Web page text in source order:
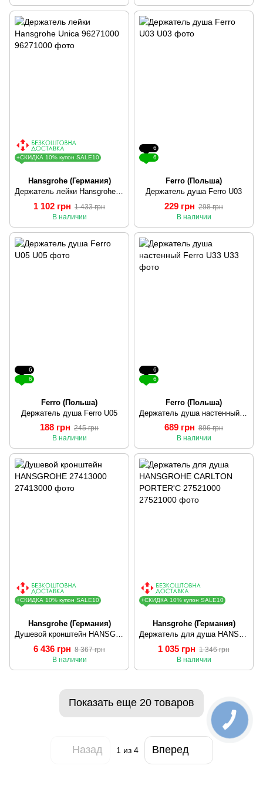
+СКИДКА 10% купон SALE10
Hansgrohe (Германия)
1 102 грн 1 433 грн
В наличии
6
6
Ferro (Польша)
Держатель душа Ferro U03
229 грн 298 грн
В наличии
6
6
Ferro (Польша)
Держатель душа Ferro U05
188 грн 245 грн
В наличии
6
6
Ferro (Польша)
689 грн 896 грн
В наличии
+СКИДКА 10% купон SALE10
Hansgrohe (Германия)
Душевой кронштейн HANSGROHE 27413000
6 436 грн 8 367 грн
В наличии
+СКИДКА 10% купон SALE10
Hansgrohe (Германия)
Держатель для душа HANSGROHE CARLTON PORTER'C 27521000
1 035 грн 1 346 грн
В наличии
Показать еще 20 товаров
Назад 1 из 4 Вперед